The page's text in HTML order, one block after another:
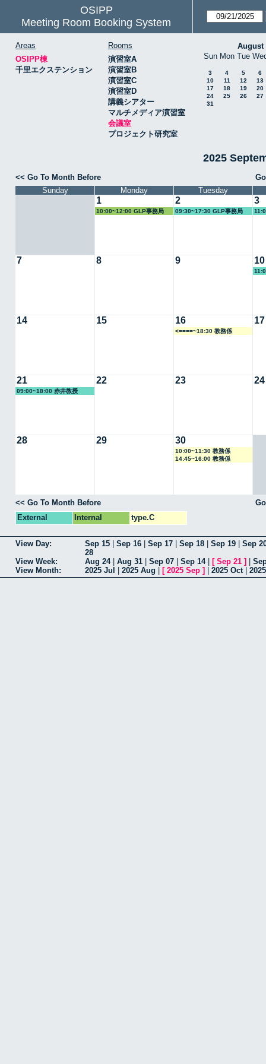
OSIPP
Meeting Room Booking System
Areas
OSIPP棟
千里エクステンション
Rooms
演習室A
演習室B
演習室C
演習室D
講義シアター
マルチメディア演習室
会議室
プロジェクト研究室
August
Sun Mon Tue
3 4 5
6
10
11 12
13
17
18 19
20
24
25 26
27
31
2025
<< Go To Month Before
Sunday
Monday Tuesday
1
10:00~12:00 GLP事務局
2
09:30~17:30 GLP事務局
3
7 8 9 10
14 15 16
<====~18:30 教務係
17
21
09:00~18:00 赤井教授
22 23 24
28 29 30
10:00~11:30 教務係
14:45~16:00 教務係
<< Go To Month Before
External
Internal type.C
View Day: Sep 15 Sep 16 Sep 17 Sep 18 Sep 19
Sep
28
View Week:
Aug 24| Aug 31 Sep 07 Sep 14| [ Sep 21 ]
View Month:
2025 Jul 2025 Aug [ 2025 Sep ] 2025 Oct